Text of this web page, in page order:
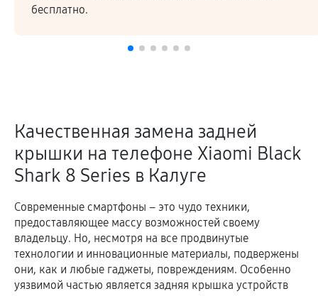
подтверждается гарантией.
Качественная замена задней
крышки на телефоне Xiaomi Black
Shark 8 Series в Калуге
Современные смартфоны – это чудо техники,
предоставляющее массу возможностей своему
владельцу. Но, несмотря на все продвинутые
технологии и инновационные материалы, подвержены
они, как и любые гаджеты, повреждениям. Особенно
уязвимой частью является задняя крышка устройств